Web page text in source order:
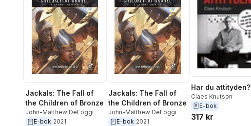
Jackals: The Fall of
the Children of Bronze
John-Matthew DeFoggi
E-bok 2021
Jackals: The Fall of
the Children of Bronze
John-Matthew DeFoggi
E-bok 2021
Har du attityden?
Claes Knutson
E-bok
317 kr